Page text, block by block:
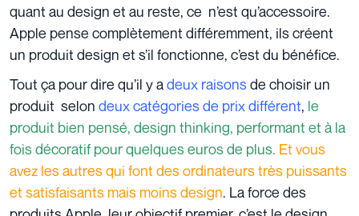
quant au design et au reste, ce n’est qu’accessoire.
Apple pense complètement différemment, ils créent
un produit design et s’il fonctionne, c’est du bénéfice.
Tout ça pour dire qu’il y adeux raisonsde choisir un
produit selon deux catégories de prix différent, le
produit bien pensé, design thinking, performant et à la
fois décoratif pour quelques euros de plus. Et vous
avez les autres qui font des ordinateurs très puissants
et satisfaisants mais moins design. La force des